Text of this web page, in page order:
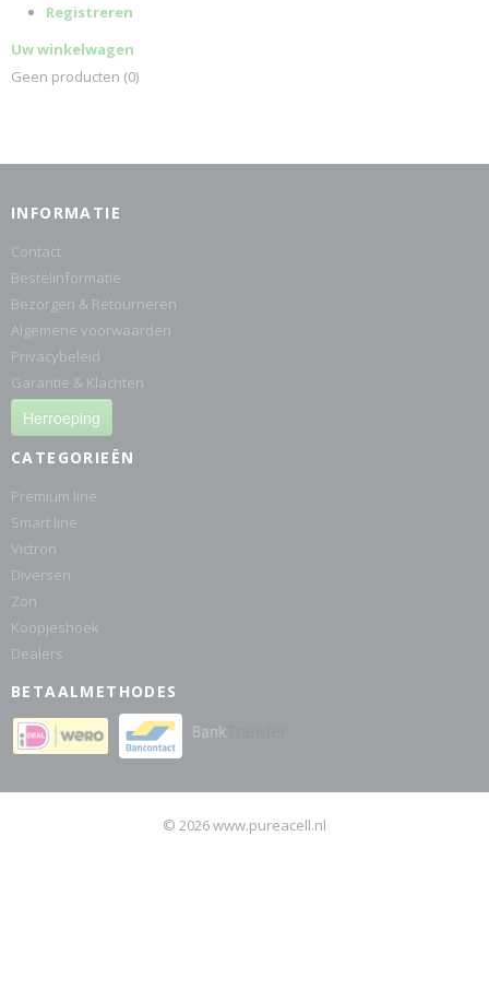
Registreren
Uw winkelwagen
Geen producten (0)
INFORMATIE
Contact
Bestelinformatie
Bezorgen & Retourneren
Algemene voorwaarden
Privacybeleid
Garantie & Klachten
Herroeping
CATEGORIEËN
Premium line
Smart line
Victron
Diversen
Zon
Koopjeshoek
Dealers
BETAALMETHODES
© 2026 www.pureacell.nl